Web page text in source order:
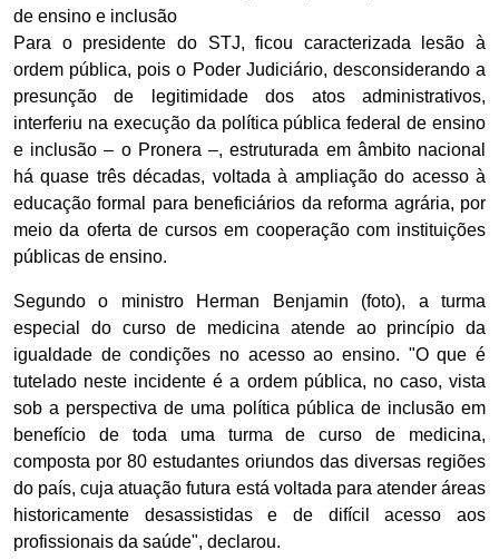
de ensino e inclusão
Para o presidente do STJ, ficou caracterizada lesão à
ordem pública, pois o Poder Judiciário, desconsiderando a
presunção de legitimidade dos atos administrativos,
interferiu na execução da política pública federal de ensino
e inclusão – o Pronera –, estruturada em âmbito nacional
há quase três décadas, voltada à ampliação do acesso à
educação formal para beneficiários da reforma agrária, por
meio da oferta de cursos em cooperação com instituições
públicas de ensino.
Segundo o ministro Herman Benjamin (foto), a turma
especial do curso de medicina atende ao princípio da
igualdade de condições no acesso ao ensino. "O que é
tutelado neste incidente é a ordem pública, no caso, vista
sob a perspectiva de uma política pública de inclusão em
benefício de toda uma turma de curso de medicina,
composta por 80 estudantes oriundos das diversas regiões
do país, cuja atuação futura está voltada para atender áreas
historicamente desassistidas e de difícil acesso aos
profissionais da saúde", declarou.